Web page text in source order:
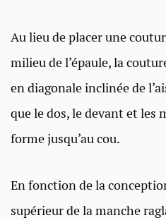
Au lieu de placer une
milieu de l’épaule, la
en diagonale inclinée de
que le dos, le devant et les
forme jusqu’au cou.
En fonction de la
supérieur de la manche